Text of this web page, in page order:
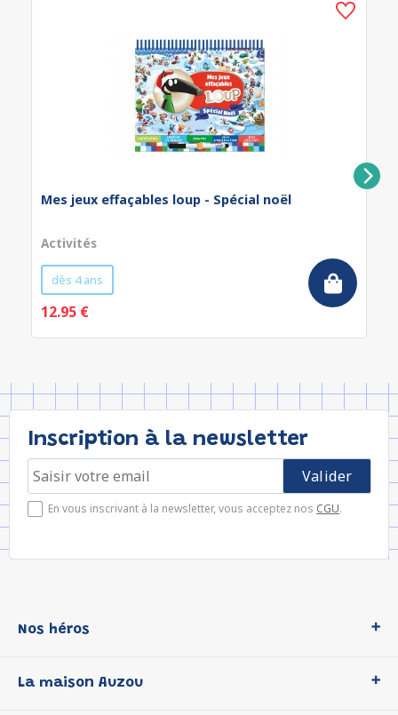
Mes jeux effaçables loup - Spécial noël
Activités
dès 4 ans
12.95 €
Inscription à la newsletter
En vous inscrivant à la newsletter, vous acceptez nos CGU.
Nos héros
P'tit Loup
La maison Auzou